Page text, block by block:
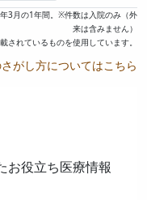
3月の1年間。※件数は入院のみ（外
来は含みません）
されているものを使用しています。
がし方についてはこちら
お役立ち医療情報